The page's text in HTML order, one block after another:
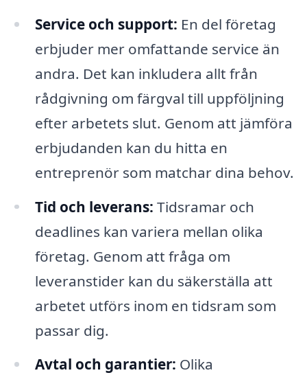
Service och support: En del företag
erbjuder mer omfattande service än
andra. Det kan inkludera allt från
rådgivning om färgval till uppföljning
efter arbetets slut. Genom att jämföra
erbjudanden kan du hitta en
entreprenör som matchar dina behov.
Tid och leverans: Tidsramar och
deadlines kan variera mellan olika
företag. Genom att fråga om
leveranstider kan du säkerställa att
arbetet utförs inom en tidsram som
passar dig.
Avtal och garantier: Olika